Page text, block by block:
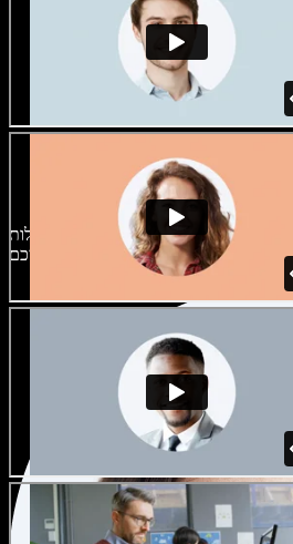
נשים וגברים במגוון
מבטאים
יישמעו אותו דבר. בחרו מתוך מאות קולות